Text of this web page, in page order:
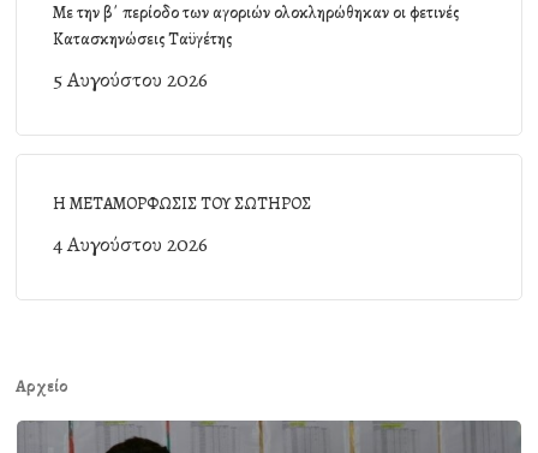
Με την β΄ περίοδο των αγοριών ολοκληρώθηκαν οι φετινές
Κατασκηνώσεις Ταϋγέτης
5 Αυγούστου 2026
Η ΜΕΤΑΜΟΡΦΩΣΙΣ ΤΟΥ ΣΩΤΗΡΟΣ
4 Αυγούστου 2026
Αρχείο